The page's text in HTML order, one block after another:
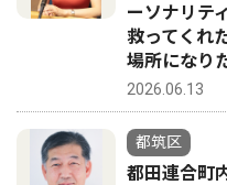
ーソナリテ
救ってくれ
場所になり
2026.06.13
都筑区
都田連合町